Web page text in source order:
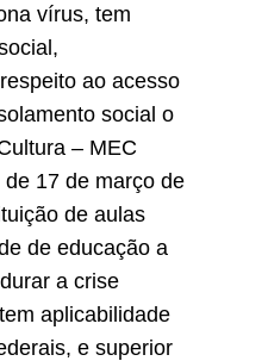
vírus, tem
ao acesso
social o
– MEC
17 de março de
de aulas
de educação a
a crise
aplicabilidade
e superior